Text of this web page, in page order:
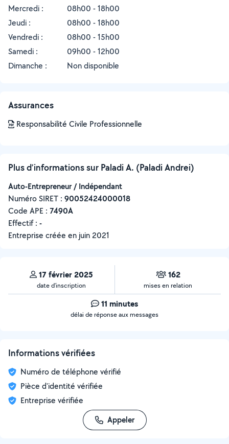
Mercredi :
08h00 - 18h00
Jeudi :
08h00 - 18h00
Vendredi :
08h00 - 15h00
Samedi :
09h00 - 12h00
Dimanche :
Non disponible
Assurances
Responsabilité Civile Professionnelle
Plus d’informations sur Paladi A. (Paladi Andrei)
Auto-Entrepreneur / Indépendant
Numéro SIRET : ‍90052424000018
Code APE : 7490A
Effectif : -
Entreprise créée en juin 2021
17 février 2025
date d’inscription
162
mises en relation
11 minutes
délai de réponse aux messages
Informations vérifiées
Numéro de téléphone vérifié
Pièce d'identité vérifiée
Entreprise vérifiée
Appeler